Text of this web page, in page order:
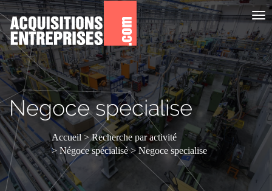
le
Negoce specialise
Accueil
Recherche par activité
Négoce spécialisé
Negoce specialise